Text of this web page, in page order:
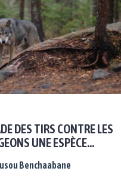
DES TIRS CONTRE LES
UNE ESPÈCE
Benchaabane